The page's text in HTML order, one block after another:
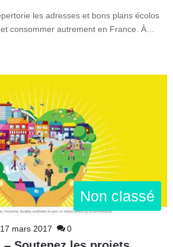
les adresses et bons plans écolos
consommer autrement en France. À…
Non classé
17 mars 2017 0